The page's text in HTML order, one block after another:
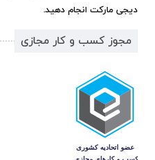
دیجی مارکت انجام دهید.
مجوز کسب و کار مجازی